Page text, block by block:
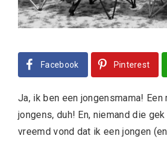
Facebook Pinterest
Ja, ik ben een jongensmama! Een
jongens, duh! En, niemand die
vreemd vond dat ik een jongen